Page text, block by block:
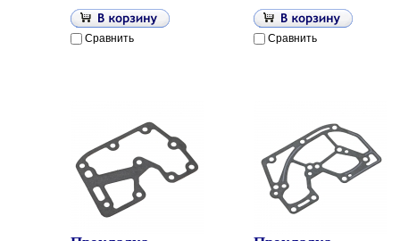
Сравнить Сравнить